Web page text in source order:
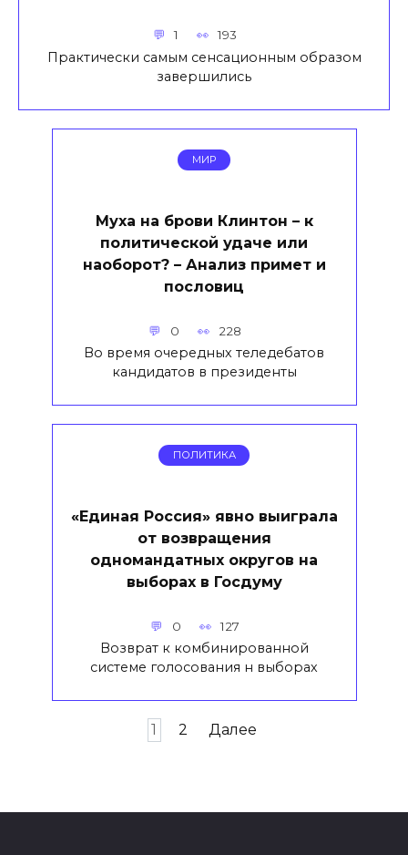
1 193
Практически самым сенсационным образом
завершились
МИР
Муха на брови Клинтон – к
политической удаче или
наоборот? – Анализ примет и
пословиц
0 228
Во время очередных теледебатов
кандидатов в президенты
ПОЛИТИКА
«Единая Россия» явно выиграла
от возвращения
одномандатных округов на
выборах в Госдуму
0 127
Возврат к комбинированной
системе голосования н выборах
1 2 Далее